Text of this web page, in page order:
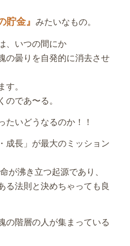
貯金』 みたいなもの。
、いつの間にか
の曇りを自発的に消去させ
。
であ〜る。
たいどうなるのか！！
成長」が最大のミッション
が沸き立つ起源であり、
る法則と決めちゃっても良
の階層の人が集まっている